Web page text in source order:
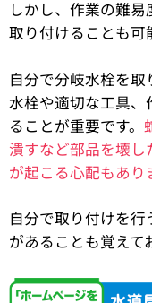
しかし、作業の難
取り付けることも可
自分で分岐水栓を
水栓や適切な工具
ることが重要です。
潰すなど部品を壊し
が起こる心配もあり
自分で取り付けを
があることも覚えて